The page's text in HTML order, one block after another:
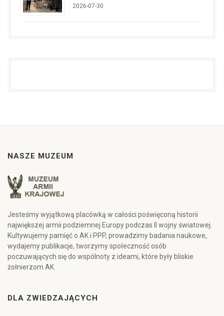
2026-07-30
NASZE MUZEUM
Jesteśmy wyjątkową placówką w całości poświęconą historii
największej armii podziemnej Europy podczas II wojny światowej.
Kultywujemy pamięć o AK i PPP, prowadzimy badania naukowe,
wydajemy publikacje, tworzymy społeczność osób
poczuwających się do wspólnoty z ideami, które były bliskie
żołnierzom AK.
DLA ZWIEDZAJĄCYCH